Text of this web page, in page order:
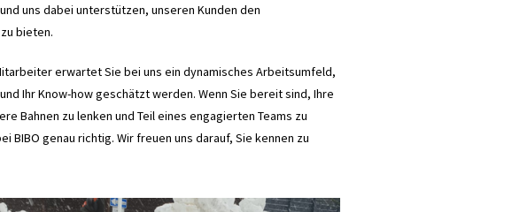
uns dabei unterstützen, unseren Kunden den
bieten.
erwartet Sie bei uns ein dynamisches Arbeitsumfeld,
Ihr Know-how geschätzt werden. Wenn Sie bereit sind, Ihre
Bahnen zu lenken und Teil eines engagierten Teams zu
BIBO genau richtig. Wir freuen uns darauf, Sie kennen zu